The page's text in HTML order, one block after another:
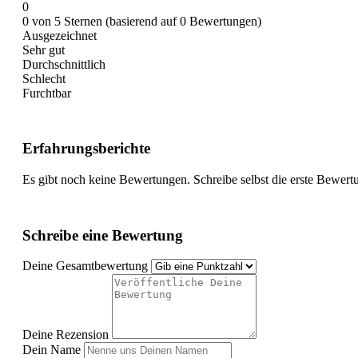
0
0 von 5 Sternen (basierend auf 0 Bewertungen)
Ausgezeichnet
Sehr gut
Durchschnittlich
Schlecht
Furchtbar
Erfahrungsberichte
Es gibt noch keine Bewertungen. Schreibe selbst die erste
Schreibe eine Bewertung
Deine Gesamtbewertung
Deine Rezension
Dein Name